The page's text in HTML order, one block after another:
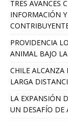
TRES AVANCES
INFORMACIÓN
PROVIDENCIA
ANIMAL BAJO
CHILE ALCANZA
LARGA
LA EXPANSIÓN
UN DESAFÍO DE